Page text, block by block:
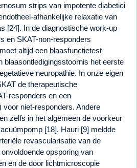
strips van impotente diabetici
afhankelijke relaxatie van
[24]. In de diagnostische work-up
en SKAT-non-responders
altijd een blaasfunctietest
blaasontledigingsstoornis het eerste
neuropathie. In onze eigen
de therapeutische
responders en een
niet-responders. Andere
zelfs in het algemeen de voorkeur
[18]. Hauri [9] meldde
revascularisatie van de
opsporing van
en de door lichtmicroscopie